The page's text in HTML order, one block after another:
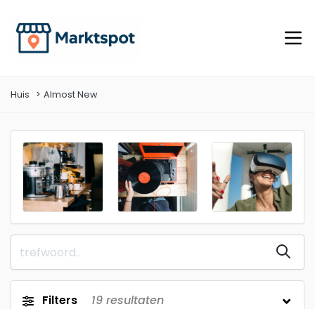
Huis Almost New
Filters 19 resultaten